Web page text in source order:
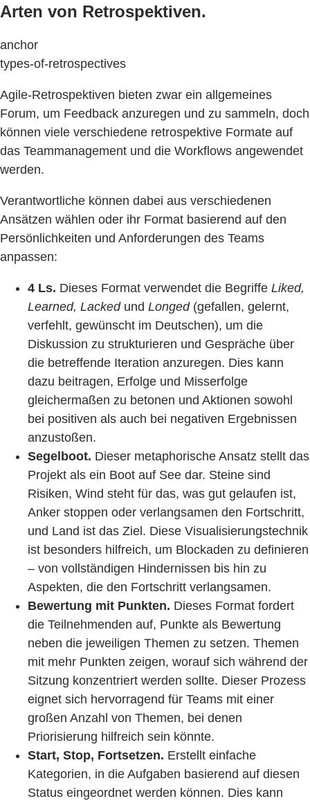
Arten von Retrospektiven.
anchor
types-of-retrospectives
Agile-Retrospektiven bieten zwar ein allgemeines
Forum, um Feedback anzuregen und zu sammeln, doch
können viele verschiedene retrospektive Formate auf
das Teammanagement und die Workflows angewendet
werden.
Verantwortliche können dabei aus verschiedenen
Ansätzen wählen oder ihr Format basierend auf den
Persönlichkeiten und Anforderungen des Teams
anpassen:
4 Ls. Dieses Format verwendet die Begriffe Liked,
Learned, Lackedund Longed(gefallen, gelernt,
verfehlt, gewünscht im Deutschen), um die
Diskussion zu strukturieren und Gespräche über
die betreffende Iteration anzuregen. Dies kann
dazu beitragen, Erfolge und Misserfolge
gleichermaßen zu betonen und Aktionen sowohl
bei positiven als auch bei negativen Ergebnissen
anzustoßen.
Segelboot. Dieser metaphorische Ansatz stellt das
Projekt als ein Boot auf See dar. Steine sind
Risiken, Wind steht für das, was gut gelaufen ist,
Anker stoppen oder verlangsamen den Fortschritt,
und Land ist das Ziel. Diese Visualisierungstechnik
ist besonders hilfreich, um Blockaden zu definieren
– von vollständigen Hindernissen bis hin zu
Aspekten, die den Fortschritt verlangsamen.
Bewertung mit Punkten. Dieses Format fordert
die Teilnehmenden auf, Punkte als Bewertung
neben die jeweiligen Themen zu setzen. Themen
mit mehr Punkten zeigen, worauf sich während der
Sitzung konzentriert werden sollte. Dieser Prozess
eignet sich hervorragend für Teams mit einer
großen Anzahl von Themen, bei denen
Priorisierung hilfreich sein könnte.
Start, Stop, Fortsetzen. Erstellt einfache
Kategorien, in die Aufgaben basierend auf diesen
Status eingeordnet werden können. Dies kann